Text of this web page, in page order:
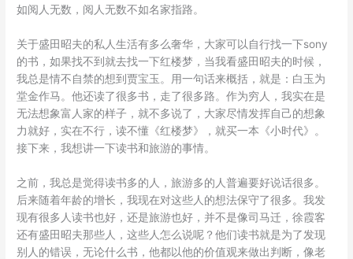
如阅人无数，阅人无数不如名家指路。
关于盛田昭夫的私人生活有多么奢华，大家可以自行找一下sony
的书，如果找不到就去找一下红楼梦，当我看盛田昭夫的时候，
我总是情不自禁的想到贾宝玉。用一句话来概括，就是：白玉为
堂金作马。他还读了很多书，走了很多路。作为穷人，我实在是
无法想象富人家的样子，就不多说了，大家尽情发挥自己的想象
力就好，实在不行，读不懂《红楼梦》，就买一本《小时代》。
接下来，我想讲一下读书和旅游的事情。
之前，我总是觉得读书多的人，旅游多的人普遍要好说话很多。
后来随着年龄的增长，我现在对这些人的想法保守了很多。我发
现有很多人读书也好，还是旅游也好，并不是像司马迁，徐霞客
还有盛田昭夫那些人，这些人怎么说呢？他们读书就是为了发现
别人的错误，无论什么书，他都以他的价值观来做出判断，像老